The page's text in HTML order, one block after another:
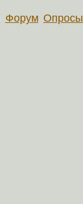
Форум Опросы